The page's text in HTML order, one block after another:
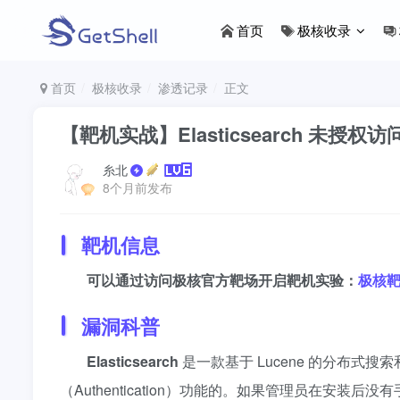
首页 极核收录
首页 极核收录 渗透记录 正文
【靶机实战】Elasticsearch 未授权访
糸北
8个月前发布
靶机信息
可以通过访问极核官方靶场开启靶机实验： 极核
漏洞科普
Elasticsearch 是一款基于 Lucene 的分布式搜
（Authentication）功能的。如果管理员在安装后没